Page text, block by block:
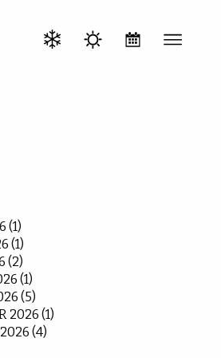
(1)
(1)
(2)
(1)
(5)
2026 (1)
(4)